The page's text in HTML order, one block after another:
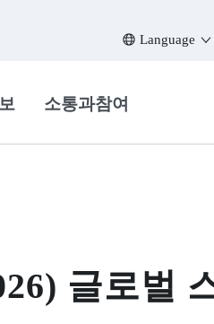
Language
소통과참여
글로벌